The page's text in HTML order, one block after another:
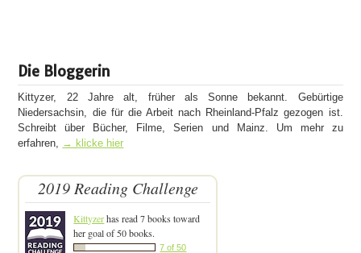
Die Bloggerin
Kittyzer, 22 Jahre alt, früher als Sonne bekannt. Gebürtige
Niedersachsin, die für die Arbeit nach Rheinland-Pfalz gezogen ist.
Schreibt über Bücher, Filme, Serien und Mainz. Um mehr zu
erfahren,
→ klicke hier
2019 Reading Challenge
Kittyzerhas read 7 books toward
her goal of 50 books.
7 of 50